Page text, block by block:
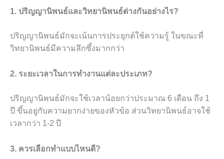
1. ปริญญานิพนธ์และวิทยานิพนธ์ต่างกันอย่างไร?
ปริญญานิพนธ์มักจะเน้นการประยุกต์ใช้ความรู้ ในขณะที่
วิทยานิพนธ์มีความลึกซึ้งมากกว่า
2. ระยะเวลาในการทำงานแต่ละประเภท?
ปริญญานิพนธ์มักจะใช้เวลาน้อยกว่าประมาณ 6 เดือน ถึง 1
ปี ขึ้นอยู่กับความยากง่ายของหัวข้อ ส่วนวิทยานิพนธ์อาจใช้
เวลากว่า 1-2 ปี
3. ควรเลือกทำแบบไหนดี?